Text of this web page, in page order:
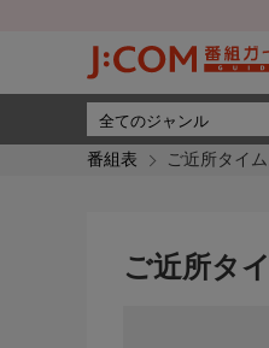
番組表 ご近所タイ
ご近所タ